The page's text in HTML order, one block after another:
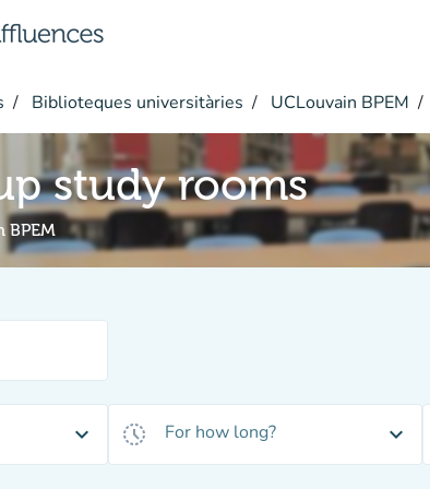
Biblioteques universitàries UCLouvain BPEM
study rooms
BPEM
expand_more history_toggle_off For how long? expand_more